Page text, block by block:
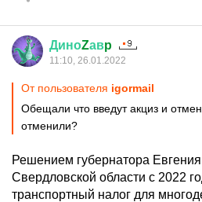
ДиноZавp
11:10, 26.01.2022
От пользователя igormail
Обещали что введут акциз и
отменили?
Решением губернатора
Свердловской области с 2022
транспортный налог для